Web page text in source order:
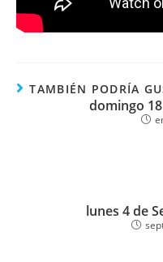
TAMBIÉN PODRÍA
domingo
lunes 4 de